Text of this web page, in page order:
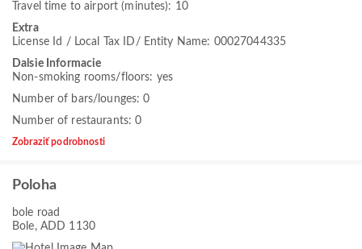
Travel time to airport (minutes): 10
Extra
License Id / Local Tax ID/ Entity Name: 00027044335
Dalsie Informacie
Non-smoking rooms/floors: yes
Number of bars/lounges: 0
Number of restaurants: 0
Zobraziť podrobnosti
Poloha
bole road
Bole, ADD 1130